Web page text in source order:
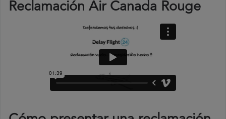
Reclamación Air Canada Rouge